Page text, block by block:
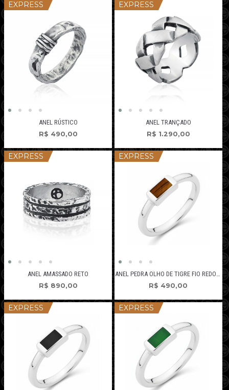
EXPRESS
ANEL RÚSTICO
R$ 490,00
EXPRESS
ANEL TRANÇADO
R$ 1.290,00
EXPRESS
ANEL AMASSADO RETO
R$ 890,00
EXPRESS
R$ 490,00
EXPRESS EXPRESS